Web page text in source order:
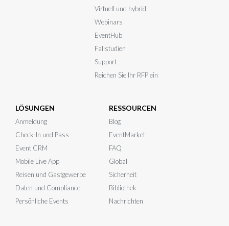
Virtuell und hybrid
Webinars
EventHub
Fallstudien
Support
Reichen Sie Ihr RFP ein
LÖSUNGEN
Anmeldung
Check-In und Pass
Event CRM
Mobile Live App
Reisen und Gastgewerbe
Daten und Compliance
Persönliche Events
RESSOURCEN
Blog
EventMarket
FAQ
Global
Sicherheit
Bibliothek
Nachrichten